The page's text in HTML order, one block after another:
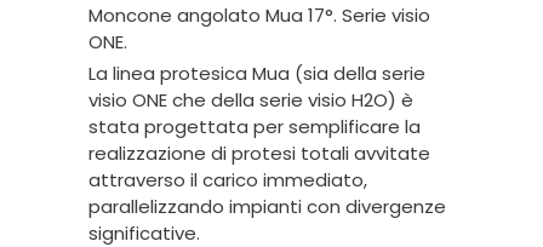
Moncone angolato Mua 17°. Serie visio
ONE.
La linea protesica Mua (sia della serie
visio ONE che della serie visio H2O) è
stata progettata per semplificare la
realizzazione di protesi totali avvitate
attraverso il carico immediato,
parallelizzando impianti con divergenze
significative.